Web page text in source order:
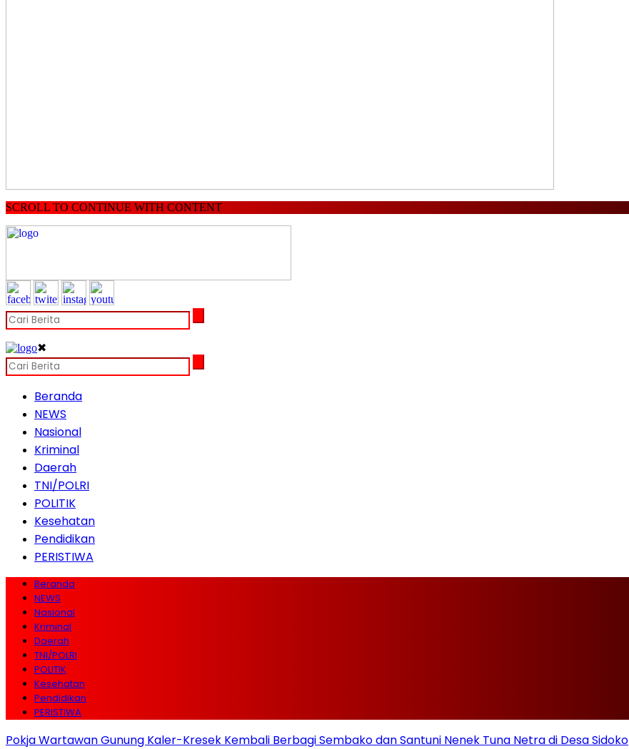
SCROLL TO CONTINUE WITH CONTENT
✖
Beranda
NEWS
Nasional
Kriminal
Daerah
TNI/POLRI
POLITIK
Kesehatan
Pendidikan
PERISTIWA
Beranda
NEWS
Nasional
Kriminal
Daerah
TNI/POLRI
POLITIK
Kesehatan
Pendidikan
PERISTIWA
Pokja Wartawan Gunung Kaler-Kresek Kembali Berbagi Sembako dan Santuni Nenek Tuna Netra di Desa Sidoko